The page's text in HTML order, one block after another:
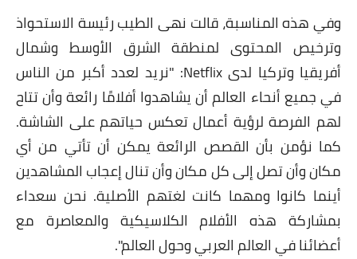
وفي هذه المناسبة، قالت نهى الطيب رئيسة الاستحواذ
وترخيص المحتوى لمنطقة الشرق الأوسط وشمال
أفريقيا وتركيا لدى Netflix: "نريد لعدد أكبر من الناس
في جميع أنحاء العالم أن يشاهدوا أفلامًا رائعة وأن تتاح
لهم الفرصة لرؤية أعمال تعكس حياتهم على الشاشة.
كما نؤمن بأن القصص الرائعة يمكن أن تأتي من أي
مكان وأن تصل إلى كل مكان وأن تنال إعجاب المشاهدين
أينما كانوا ومهما كانت لغتهم الأصلية. نحن سعداء
بمشاركة هذه الأفلام الكلاسيكية والمعاصرة مع
أعضائنا في العالم العربي وحول العالم".